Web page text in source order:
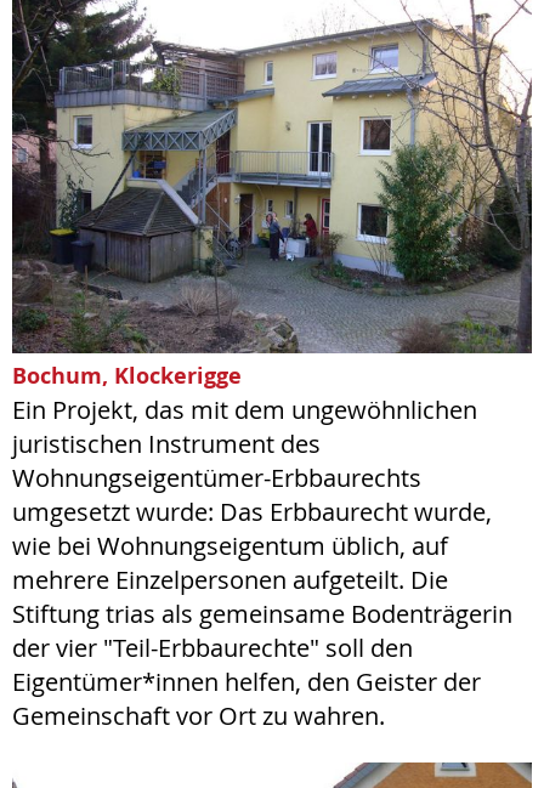
Bochum, Klockerigge
Ein Projekt, das mit dem ungewöhnlichen
juristischen Instrument des
Wohnungseigentümer-Erbbaurechts
umgesetzt wurde: Das Erbbaurecht wurde,
wie bei Wohnungseigentum üblich, auf
mehrere Einzelpersonen aufgeteilt. Die
Stiftung trias als gemeinsame Bodenträgerin
der vier "Teil-Erbbaurechte" soll den
Eigentümer*innen helfen, den Geister der
Gemeinschaft vor Ort zu wahren.